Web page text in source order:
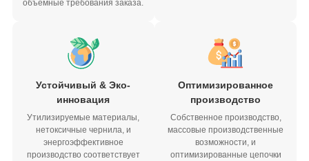
объемные требования заказа.
Устойчивый & Эко-
инновация
Утилизируемые материалы,
нетоксичные чернила, и
энергоэффективное
производство соответствует
Оптимизированное
производство
Собственное производство,
массовые производственные
возможности, и
оптимизированные цепочки